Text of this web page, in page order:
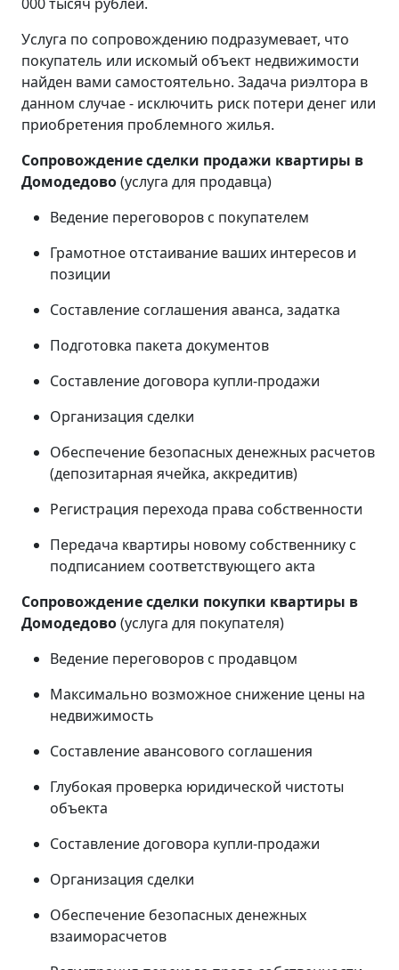
Услуга по сопровождению подразумевает, что
покупатель или искомый объект недвижимости
найден вами самостоятельно. Задача риэлтора в
данном случае - исключить риск потери денег или
приобретения проблемного жилья.
Сопровождение сделки продажи квартиры в
Домодедово(услуга для продавца)
Ведение переговоров с покупателем
Грамотное отстаивание ваших интересов и
позиции
Составление соглашения аванса, задатка
Подготовка пакета документов
Составление договора купли-продажи
Организация сделки
Обеспечение безопасных денежных расчетов
(депозитарная ячейка, аккредитив)
Регистрация перехода права собственности
Передача квартиры новому собственнику с
подписанием соответствующего акта
Сопровождение сделки покупки квартиры в
Домодедово(услуга для покупателя)
Ведение переговоров с продавцом
Максимально возможное снижение цены на
недвижимость
Составление авансового соглашения
Глубокая проверка юридической чистоты
объекта
Составление договора купли-продажи
Организация сделки
Обеспечение безопасных денежных
взаиморасчетов